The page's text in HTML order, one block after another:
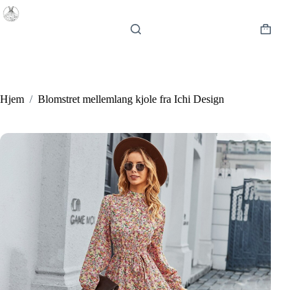
Fortsæt
til
Hjem / Blomstret mellemlang kjole fra Ichi Design